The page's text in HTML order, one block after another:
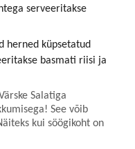
serveeritakse
herned küpsetatud
basmati riisi ja
Salatiga
See võib
kui söögikoht on